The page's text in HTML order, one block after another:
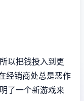
以把钱投入到更
经销商处总是恶作
了一个新游戏来